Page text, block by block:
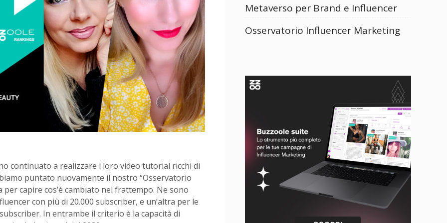
continuato a realizzare i loro video tutorial ricchi di
puntato nuovamente il nostro “Osservatorio
capire cos’è cambiato nel frattempo. Ne sono
con più di 20.000 subscriber, e un’altra per le
In entrambe il criterio è la capacità di
Metaverso per Brand e Influencer
Osservatorio Influencer Marketing